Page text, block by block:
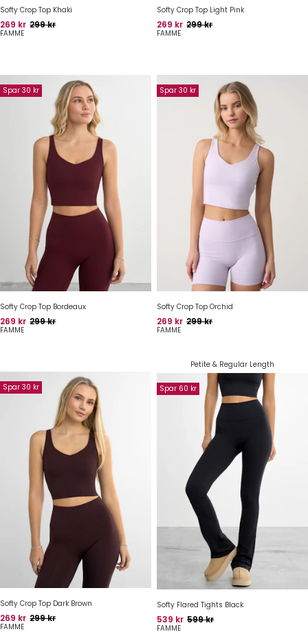
Softy Crop Top Khaki
Pris
269 kr Oprindelig pris
299 kr
FAMME
Softy Crop Top Light Pink
Pris
269 kr Oprindelig pris
299 kr
FAMME
Spar 30 kr
Softy Crop Top Bordeaux
Pris
269 kr Oprindelig pris
299 kr
FAMME
Spar 30 kr
Softy Crop Top Orchid
Pris
269 kr Oprindelig pris
299 kr
FAMME
Spar 30 kr
Softy Crop Top Dark Brown
Pris
269 kr Oprindelig pris
299 kr
FAMME
Petite & Regular Length
Spar 60 kr
Softy Flared Tights Black
Pris
539 kr Oprindelig pris
599 kr
FAMME